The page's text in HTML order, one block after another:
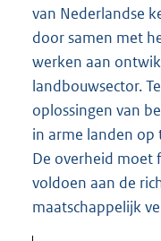
van Nederlandse
door samen met
werken aan
landbouwsector.
oplossingen van
in arme landen op
De overheid moet
voldoen aan de
maatschappelijk